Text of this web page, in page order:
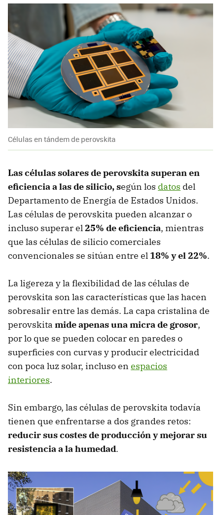
Células en tándem de perovskita
Las células solares de perovskita superan en
eficiencia a las de silicio, según los datos del
Departamento de Energía de Estados Unidos.
Las células de perovskita pueden alcanzar o
incluso superar el25% de eficiencia, mientras
que las células de silicio comerciales
convencionales se sitúan entre el 18% y el 22%.
La ligereza y la flexibilidad de las células de
perovskita son las características que las hacen
sobresalir entre las demás. La capa cristalina de
perovskita mide apenas una micra de grosor,
por lo que se pueden colocar en paredes o
superficies con curvas y producir electricidad
con poca luz solar, incluso en espacios
interiores.
Sin embargo, las células de perovskita todavía
tienen que enfrentarse a dos grandes retos:
reducir sus costes de producción y mejorar su
resistencia a la humedad.